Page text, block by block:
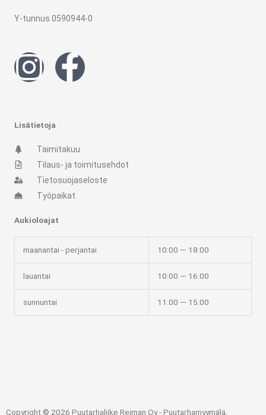
Y-tunnus 0590944-0
I
n
s
t
a
g
r
a
m
F
a
e
b
o
o
k
-
Lisätietoja
Taimitakuu
Tilaus- ja toimitusehdot
Tietosuojaseloste
Työpaikat
Aukioloajat
maanantai - perjantai 10:00 — 18:00
lauantai 10:00 — 16:00
sunnuntai 11:00 — 15:00
Copyright © 2026 Puutarhaliike Reiman Oy - Puutarhamyymälä,